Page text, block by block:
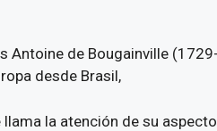
Antoine de Bougainville
desde Brasil,
la atención de su